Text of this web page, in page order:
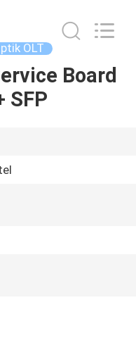
OLT
Board
SFP